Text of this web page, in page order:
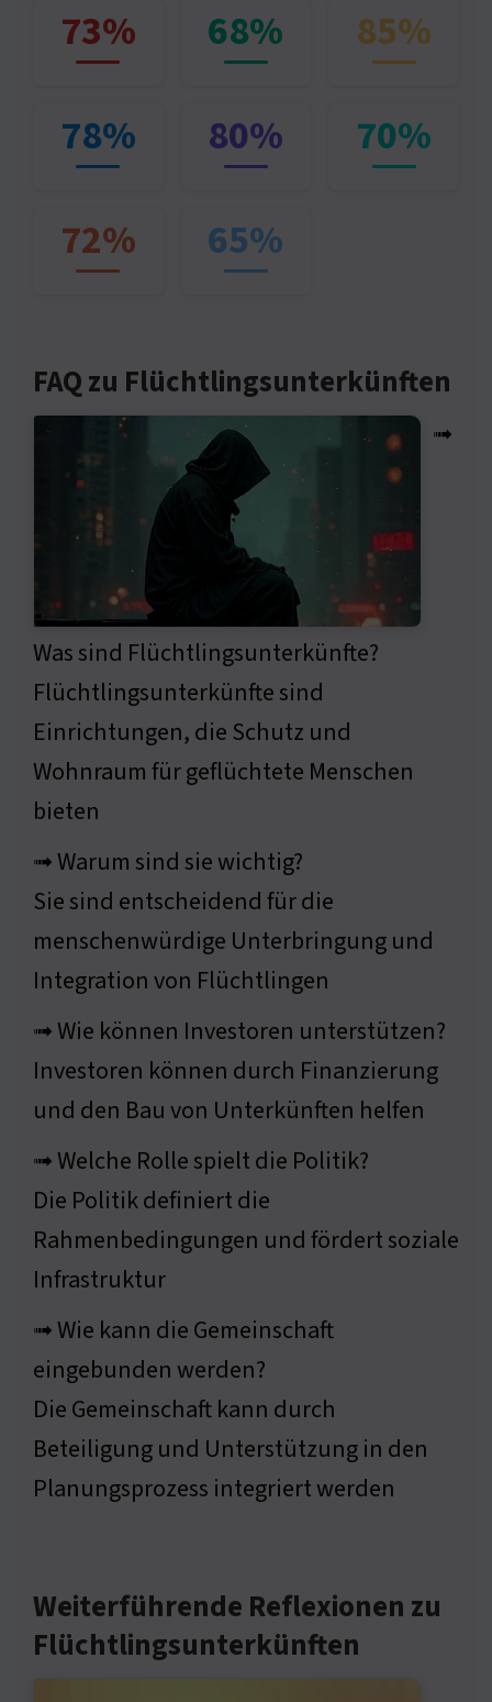
73% 68%
85%
78%
80%
70%
72%
65%
FAQ zu Flüchtlingsunterkünften
➟
Was sind Flüchtlingsunterkünfte?
Flüchtlingsunterkünfte sind
Einrichtungen, die Schutz und
Wohnraum für geflüchtete Menschen
bieten
➟ Warum sind sie wichtig?
Sie sind entscheidend für die
menschenwürdige Unterbringung und
Integration von Flüchtlingen
➟ Wie können Investoren unterstützen?
Investoren können durch Finanzierung
und den Bau von Unterkünften helfen
➟ Welche Rolle spielt die Politik?
Die Politik definiert die
Rahmenbedingungen und fördert soziale
Infrastruktur
➟ Wie kann die Gemeinschaft
eingebunden werden?
Die Gemeinschaft kann durch
Beteiligung und Unterstützung in den
Planungsprozess integriert werden
Weiterführende Reflexionen zu
Flüchtlingsunterkünften